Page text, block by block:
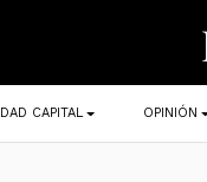
CAPITAL OPINIÓN